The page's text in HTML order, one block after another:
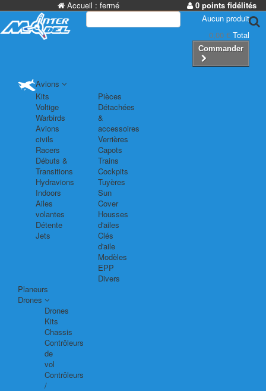
Accueil : fermé
0 points fidélités
Aucun produit
0,00 € Total
Commander
Avions
Kits
Voltige
Warbirds
Avions
civils
Racers
Débuts &
Transitions
Hydravions
Indoors
Ailes
volantes
Détente
Jets
Pièces
Détachées
&
accessoires
Verrières
Capots
Trains
Cockpits
Tuyères
Sun
Cover
Housses
d'ailes
Clés
d'aile
Modèles
EPP
Divers
Planeurs
Drones
Drones
Kits
Chassis
Contrôleurs
de
vol
Contrôleurs
/